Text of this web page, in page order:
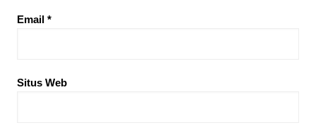
Email *
Situs Web